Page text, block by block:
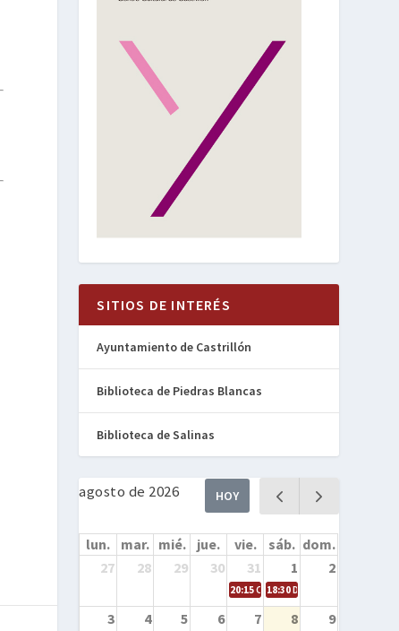
SITIOS DE INTERÉS
Ayuntamiento de Castrillón
Biblioteca de Piedras Blancas
Biblioteca de Salinas
agosto de 2026 HOY
lun. mar. mié. jue. vie. sáb. dom.
27
28 29 30 31 1 2
20:15Cine en la calle – Cómo
18:30Danza – Cita en el
3 4 5 6 7 8 9